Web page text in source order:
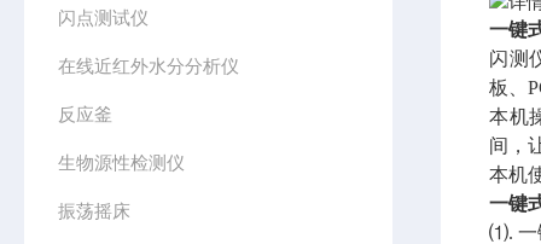
闪点测试仪
在线近红外水分分析仪
反应釜
生物源性检测仪
振荡摇床
一键
闪测
板、
本机
间，
本机
一键
⑴. 一